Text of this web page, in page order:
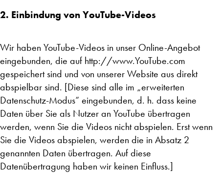
2. Einbindung von YouTube-Videos
Wir haben YouTube-Videos in unser Online-Angebot
eingebunden, die auf http://www.YouTube.com
gespeichert sind und von unserer Website aus direkt
abspielbar sind. [Diese sind alle im „erweiterten
Datenschutz-Modus“ eingebunden, d. h. dass keine
Daten über Sie als Nutzer an YouTube übertragen
werden, wenn Sie die Videos nicht abspielen. Erst wenn
Sie die Videos abspielen, werden die in Absatz 2
genannten Daten übertragen. Auf diese
Datenübertragung haben wir keinen Einfluss.]